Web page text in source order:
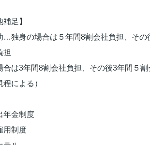
補足】
…独身の場合は５年間8割会社負担、その
担
合は3年間8割会社負担、その後3年間５割
程による）
年金制度
用制度